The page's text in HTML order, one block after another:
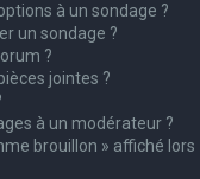
à un sondage ?
un sondage ?
?
jointes ?
à un modérateur ?
brouillon » affiché lors